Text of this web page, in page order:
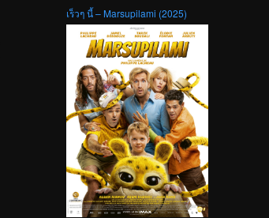
เร็วๆ นี้ – Marsupilami (2025)